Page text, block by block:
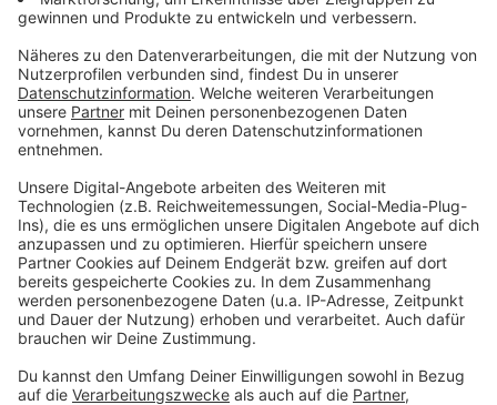
Weitere Informationen und Links
Anzeige
So hatten wir nach der Razzia über den Fall berichtet
Vorläufige Schadensbilanz der Ermittler
Anzeige
Folge uns für mehr News & Updates: